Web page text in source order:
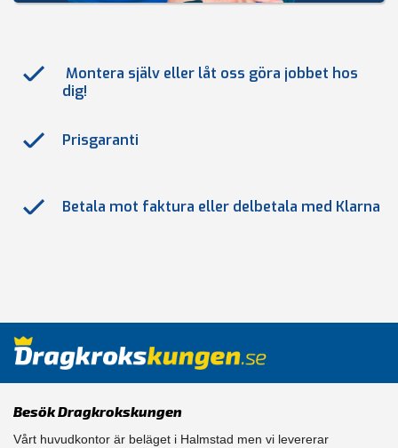
Montera själv eller låt oss göra jobbet hos
dig!
Prisgaranti
Betala mot faktura eller delbetala med Klarna
Besök Dragkrokskungen
Vårt huvudkontor är beläget i Halmstad men vi levererar